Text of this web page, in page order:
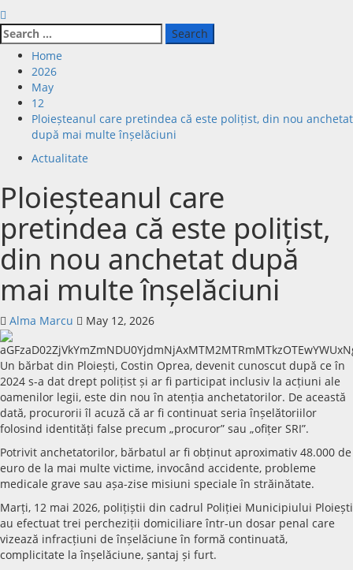
Home
2026
May
12
Ploieșteanul care pretindea că este polițist, din nou anchetat
după mai multe înșelăciuni
Actualitate
Ploieșteanul care
pretindea că este polițist,
din nou anchetat după
mai multe înșelăciuni
Alma Marcu May 12, 2026
Un bărbat din Ploiești, Costin Oprea, devenit cunoscut după ce în
2024 s-a dat drept polițist și ar fi participat inclusiv la acțiuni ale
oamenilor legii, este din nou în atenția anchetatorilor. De această
dată, procurorii îl acuză că ar fi continuat seria înșelătoriilor
folosind identități false precum „procuror” sau „ofițer SRI”.
Potrivit anchetatorilor, bărbatul ar fi obținut aproximativ 48.000 de
euro de la mai multe victime, invocând accidente, probleme
medicale grave sau așa-zise misiuni speciale în străinătate.
Marți, 12 mai 2026, polițiștii din cadrul Poliției Municipiului Ploiești
au efectuat trei percheziții domiciliare într-un dosar penal care
vizează infracțiuni de înșelăciune în formă continuată,
complicitate la înșelăciune, șantaj și furt.